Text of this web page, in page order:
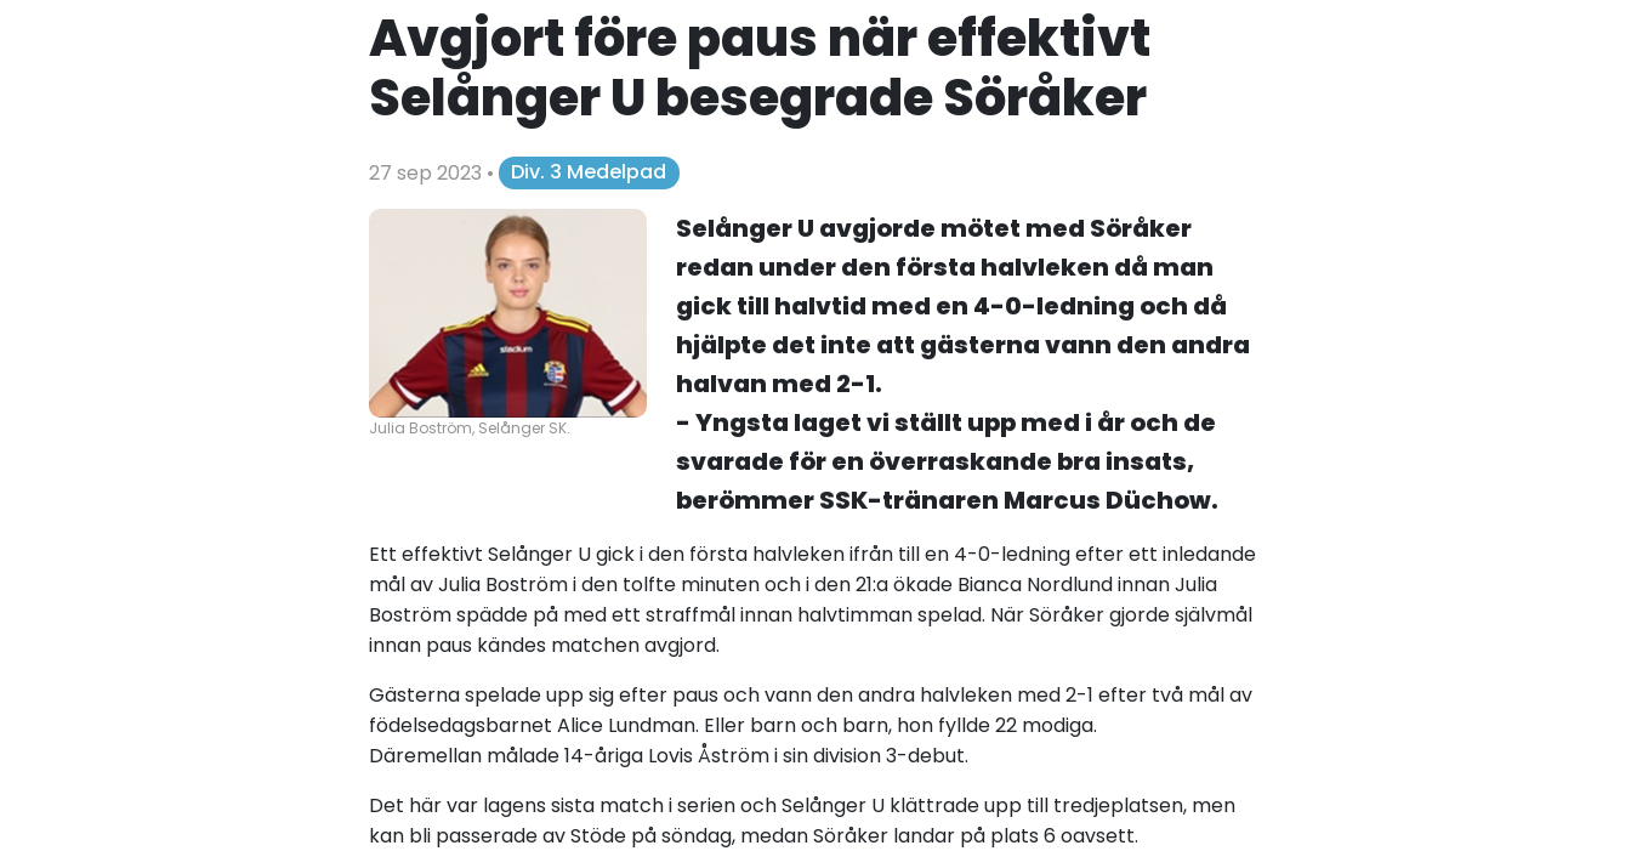
Avgjort före paus när effektivt
Selånger U besegrade Söråker
27 sep 2023 • Div. 3 Medelpad
Julia Boström, Selånger SK.
Selånger U avgjorde mötet med Söråker
redan under den första halvleken då man
gick till halvtid med en 4-0-ledning och då
hjälpte det inte att gästerna vann den andra
halvan med 2-1.
- Yngsta laget vi ställt upp med i år och de
svarade för en överraskande bra insats,
berömmer SSK-tränaren Marcus Düchow.
Ett effektivt Selånger U gick i den första halvleken ifrån till en 4-0-ledning efter ett inledande
mål av Julia Boström i den tolfte minuten och i den 21:a ökade Bianca Nordlund innan Julia
Boström spädde på med ett straffmål innan halvtimman spelad. När Söråker gjorde självmål
innan paus kändes matchen avgjord.
Gästerna spelade upp sig efter paus och vann den andra halvleken med 2-1 efter två mål av
födelsedagsbarnet Alice Lundman. Eller barn och barn, hon fyllde 22 modiga.
Däremellan målade 14-åriga Lovis Åström i sin division 3-debut.
Det här var lagens sista match i serien och Selånger U klättrade upp till tredjeplatsen, men
kan bli passerade av Stöde på söndag, medan Söråker landar på plats 6 oavsett.